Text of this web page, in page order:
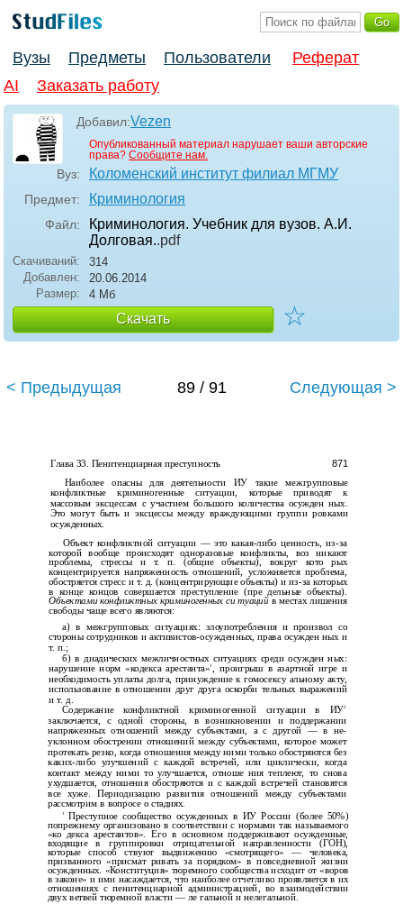
Вузы Предметы Пользователи
Реферат
AI
Заказать работу
Добавил:Vezen
Опубликованный материал нарушает ваши авторские
права? Сообщите нам.
Вуз: Коломенский институт филиал МГМУ
Предмет: Криминология
Файл:
Криминология. Учебник для вузов. А.И.
Долговая..pdf
Скачиваний:
314
Добавлен:
20.06.2014
Размер:
4 Мб
Скачать ☆
< Предыдущая 89 / 91 Следующая >
Глава 33. Пенитенциарная преступность 871
Наиболее опасны для деятельности ИУ такие межгрупповые
конфликтные криминогенные ситуации, которые приводят к
массовым эксцессам с участием большого количества осужден­ ных.
Это могут быть и эксцессы между враждующими группи­ ровками
осужденных.
Объект конфликтной ситуации — это какая-либо ценность, из-за
которой вообще происходят одноразовые конфликты, воз­ никают
проблемы, стрессы и т. п. (общие объекты), вокруг кото­ рых
концентрируется напряженность отношений, усложняется проблема,
обостряется стресс и т. д. (концентрирующие объекты) и из-за которых
в конце концов совершается преступление (пре­ дельные объекты).
Объектами конфликтных криминогенных си­ туаций в местах лишения
свободы чаще всего являются:
а) в межгрупповых ситуациях: злоупотребления и произвол со
стороны сотрудников и активистов-осужденных, права осужден­ ных и
т. п.;
б) в диадических межличностных ситуациях среди осужден­ ных:
нарушение норм «кодекса арестанта»1 , проигрыш в азартной игре и
необходимость уплаты долга, принуждение к гомосексу­ альному акту,
использование в отношении друг друга оскорби­ тельных выражений
и т. д.
Содержание конфликтной криминогенной ситуации в ИУ2
заключается, с одной стороны, в возникновении и поддержании
напряженных отношений между субъектами, а с другой — в не­
уклонном обострении отношений между субъектами, которое может
протекать резко, когда отношения между ними только обостряются без
каких-либо улучшений с каждой встречей, или циклически, когда
контакт между ними то улучшается, отноше­ ния теплеют, то снова
ухудшается, отношения обостряются и с каждой встречей становятся
все хуже. Периодизацию развития отношений между субъектами
рассмотрим в вопросе о стадиях.
1Преступное сообщество осужденных в ИУ России (более 50%)
попрежнему организовано в соответствии с нормами так называемого
«ко­ декса арестантов». Его в основном поддерживают осужденные,
входящие в группировки отрицательной направленности (ГОН),
которые способ­ ствуют выдвижению «смотрящего» — человека,
призванного «присмат­ ривать за порядком» в повседневной жизни
осужденных. «Конституция» тюремного сообщества исходит от «воров
в законе» и ими насаждается, что наиболее отчетливо проявляется в их
отношениях с пенитенциарной администрацией, во взаимодействии
двух ветвей тюремной власти — ле­ гальной и нелегальной.